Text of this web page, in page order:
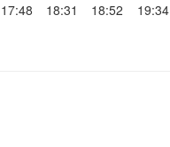
17:48 18:31 18:52 19:34